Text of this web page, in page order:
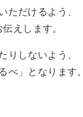
ただけるよう、
えします。
りしないよう、
べ」となります。